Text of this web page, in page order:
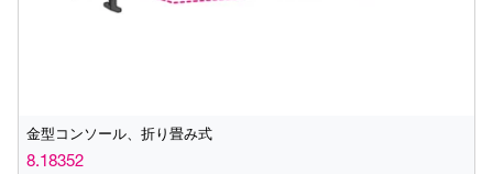
金型コンソール、折り畳み式
8.18352